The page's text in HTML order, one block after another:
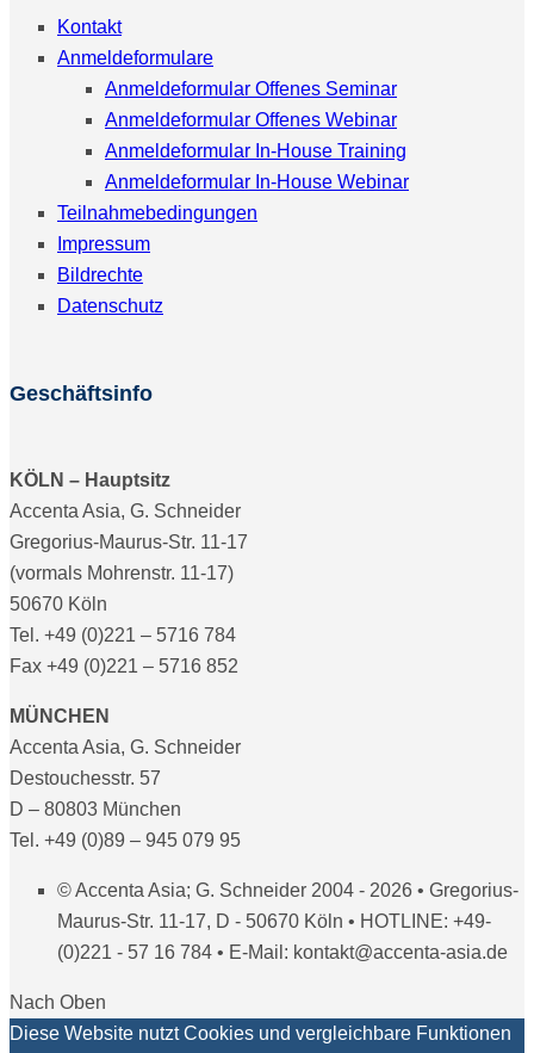
Kontakt
Anmeldeformulare
Anmeldeformular Offenes Seminar
Anmeldeformular Offenes Webinar
Anmeldeformular In-House Training
Anmeldeformular In-House Webinar
Teilnahmebedingungen
Impressum
Bildrechte
Datenschutz
Geschäftsinfo
KÖLN – Hauptsitz
Accenta Asia, G. Schneider
Gregorius-Maurus-Str. 11-17
(vormals Mohrenstr. 11-17)
50670 Köln
Tel. +49 (0)221 – 5716 784
Fax +49 (0)221 – 5716 852
MÜNCHEN
Accenta Asia, G. Schneider
Destouchesstr. 57
D – 80803 München
Tel. +49 (0)89 – 945 079 95
© Accenta Asia; G. Schneider 2004 - 2026 • Gregorius-
Maurus-Str. 11-17, D - 50670 Köln • HOTLINE: +49-
(0)221 - 57 16 784 • E-Mail: kontakt@accenta-asia.de
Nach Oben
Diese Website nutzt Cookies und vergleichbare Funktionen